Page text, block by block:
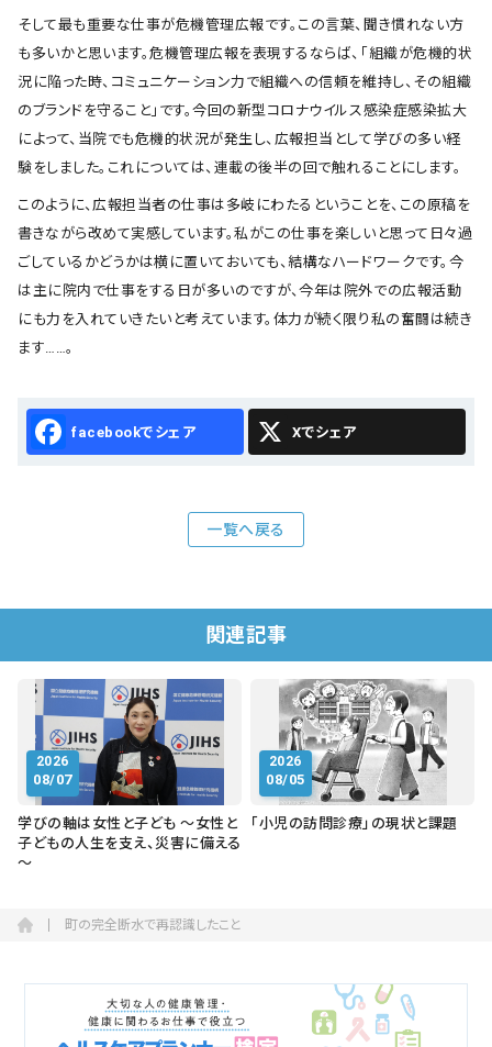
そして最も重要な仕事が危機管理広報です。この言葉、聞き慣れない方
も多いかと思います。危機管理広報を表現するならば、「組織が危機的状
況に陥った時、コミュニケーション力で組織への信頼を維持し、その組織
のブランドを守ること」です。今回の新型コロナウイルス感染症感染拡大
によって、当院でも危機的状況が発生し、広報担当として学びの多い経
験をしました。これについては、連載の後半の回で触れることにします。
このように、広報担当者の仕事は多岐にわたるということを、この原稿を
書きながら改めて実感しています。私がこの仕事を楽しいと思って日々過
ごしているかどうかは横に置いておいても、結構なハードワークです。今
は主に院内で仕事をする日が多いのですが、今年は院外での広報活動
にも力を入れていきたいと考えています。体力が続く限り私の奮闘は続き
ます……。
Facebook X
一覧へ戻る
関連記事
2026
08/07
学びの軸は女性と子ども ～女性と
子どもの人生を支え、災害に備える
～
2026
08/05
「小児の訪問診療」の現状と課題
町の完全断水で再認識したこと